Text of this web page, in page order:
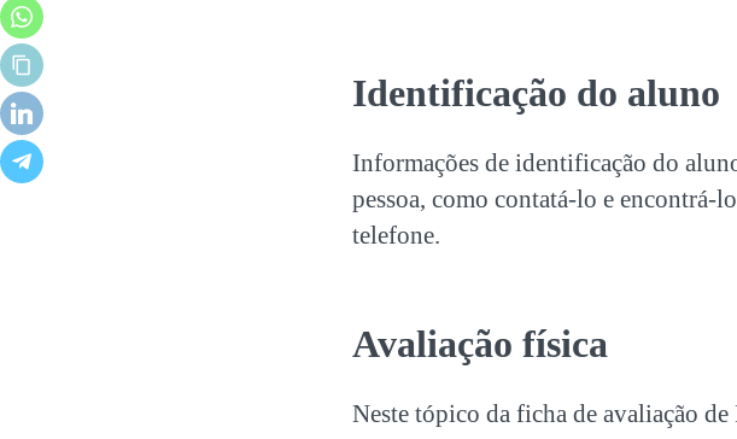
Identificação do aluno
Informações de identificação do
pessoa, como contatá-lo e encontrá-
telefone.
Avaliação física
Neste tópico da ficha de avaliação de